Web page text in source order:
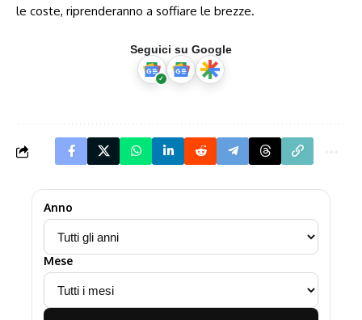
le coste, riprenderanno a soffiare le brezze.
Seguici su Google
Anno
Mese